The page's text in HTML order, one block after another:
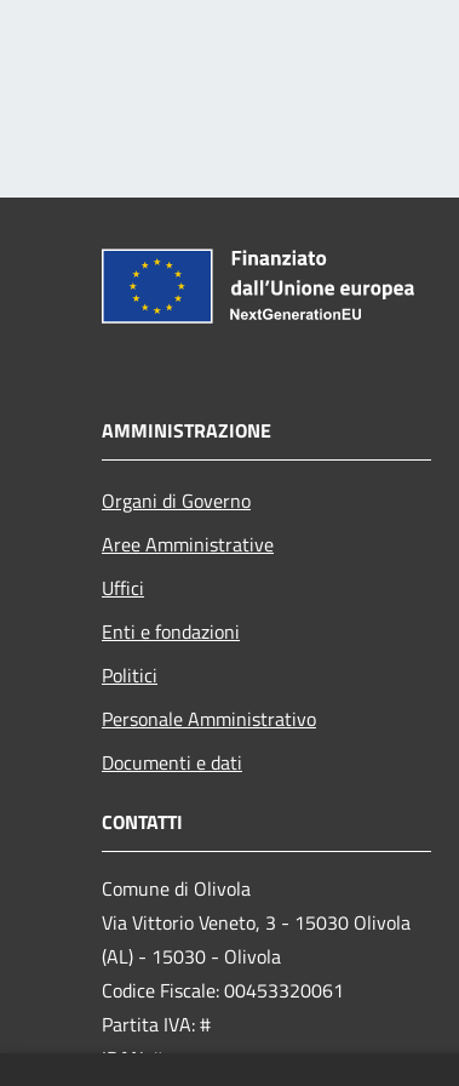
AMMINISTRAZIONE
Organi di Governo
Aree Amministrative
Uffici
Enti e fondazioni
Politici
Personale Amministrativo
Documenti e dati
CONTATTI
Comune di Olivola
Via Vittorio Veneto, 3 - 15030 Olivola
(AL) - 15030 - Olivola
Codice Fiscale: 00453320061
Partita IVA: #
IBAN: #